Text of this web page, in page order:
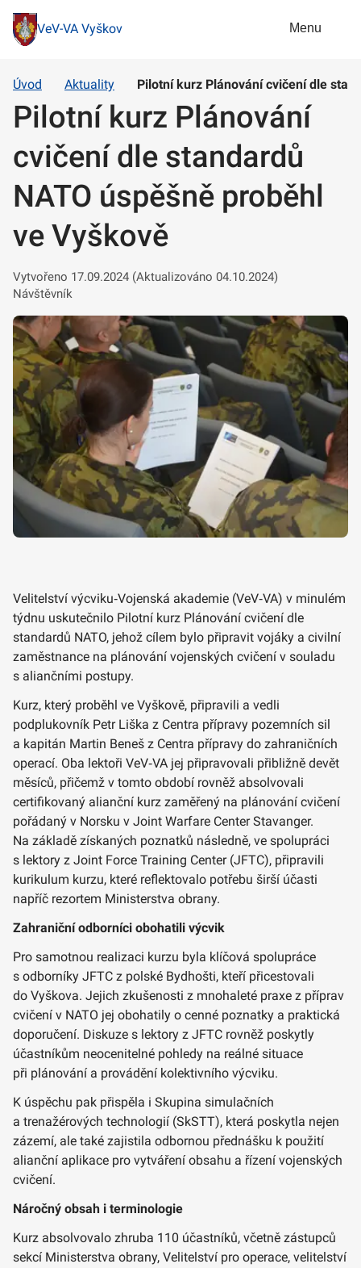
VeV-VA Vyškov Menu
Úvod Aktuality Pilotní kurz Plánování cvičení dle
Pilotní kurz Plánování
cvičení dle standardů
NATO úspěšně proběhl
ve Vyškově
Vytvořeno 17.09.2024 (Aktualizováno 04.10.2024)
Návštěvník
Velitelství výcviku‑Vojenská akademie (VeV‑VA) v minulém
týdnu uskutečnilo Pilotní kurz Plánování cvičení dle
standardů NATO, jehož cílem bylo připravit vojáky a civilní
zaměstnance na plánování vojenských cvičení v souladu
s aliančními postupy.
Kurz, který proběhl ve Vyškově, připravili a vedli
podplukovník Petr Liška z Centra přípravy pozemních sil
a kapitán Martin Beneš z Centra přípravy do zahraničních
operací. Oba lektoři VeV‑VA jej připravovali přibližně devět
měsíců, přičemž v tomto období rovněž absolvovali
certifikovaný alianční kurz zaměřený na plánování cvičení
pořádaný v Norsku v Joint Warfare Center Stavanger.
Na základě získaných poznatků následně, ve spolupráci
s lektory z Joint Force Training Center (JFTC), připravili
kurikulum kurzu, které reflektovalo potřebu širší účasti
napříč rezortem Ministerstva obrany.
Zahraniční odborníci obohatili výcvik
Pro samotnou realizaci kurzu byla klíčová spolupráce
s odborníky JFTC z polské Bydhošti, kteří přicestovali
do Vyškova. Jejich zkušenosti z mnohaleté praxe z příprav
cvičení v NATO jej obohatily o cenné poznatky a praktická
doporučení. Diskuze s lektory z JFTC rovněž poskytly
účastníkům neocenitelné pohledy na reálné situace
při plánování a provádění kolektivního výcviku.
K úspěchu pak přispěla i Skupina simulačních
a trenažérových technologií (SkSTT), která poskytla nejen
zázemí, ale také zajistila odbornou přednášku k použití
alianční aplikace pro vytváření obsahu a řízení vojenských
cvičení.
Náročný obsah i terminologie
Kurz absolvovalo zhruba 110 účastníků, včetně zástupců
sekcí Ministerstva obrany, Velitelství pro operace, velitelství